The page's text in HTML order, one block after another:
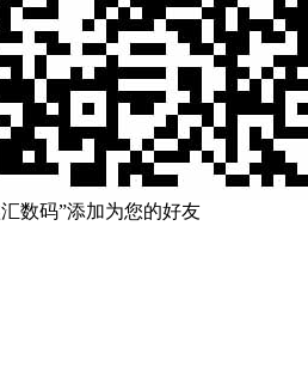
汇数码”添加为您的好友